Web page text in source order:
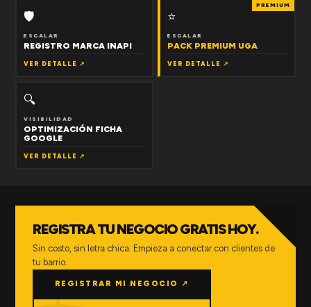
🛡
ESCALAR
REGISTRO MARCA INAPI
VER DETALLE ↗
PREMIUM
⭐
ESCALAR
PACK PREMIUM UGA
VER DETALLE ↗
🔍
VISIBILIDAD
OPTIMIZACIÓN FICHA
GOOGLE
VER DETALLE ↗
REGISTRA TU NEGOCIO GRATIS HOY.
Sin costo, sin letra chica. Empieza a conectar con clientes de
tu barrio.
REGISTRAR MI NEGOCIO ↗